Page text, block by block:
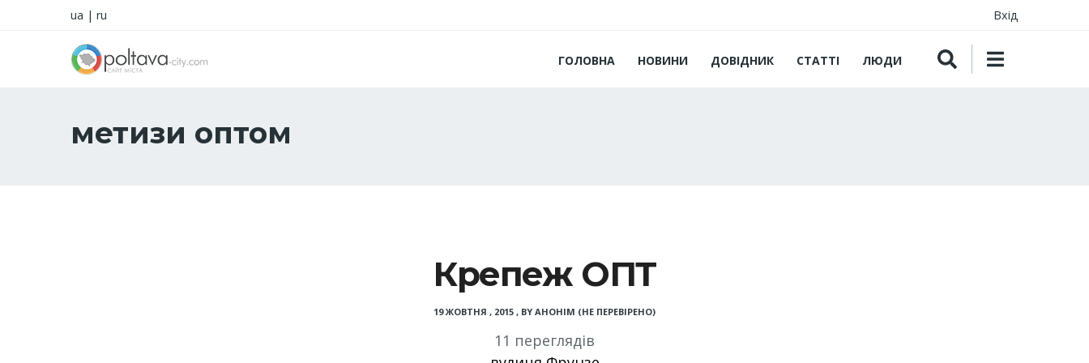
ua | ru Вхід
ГОЛОВНА НОВИНИ ДОВІДНИК СТАТТІ ЛЮДИ
метизи оптом
Крепеж ОПТ
19 ЖОВТНЯ , 2015 , BY АНОНІМ (НЕ ПЕРЕВІРЕНО)
11 переглядів